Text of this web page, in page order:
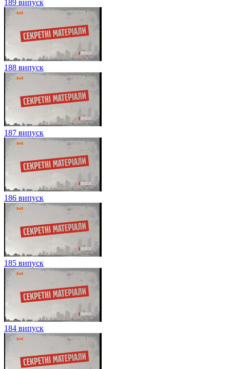
189 випуск
188 випуск
187 випуск
186 випуск
185 випуск
184 випуск